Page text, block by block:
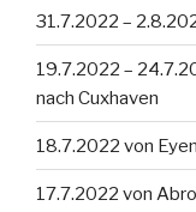
31.7.2022 –
19.7.2022 –
nach Cuxhaven
18.7.2022 von
17.7.2022 von